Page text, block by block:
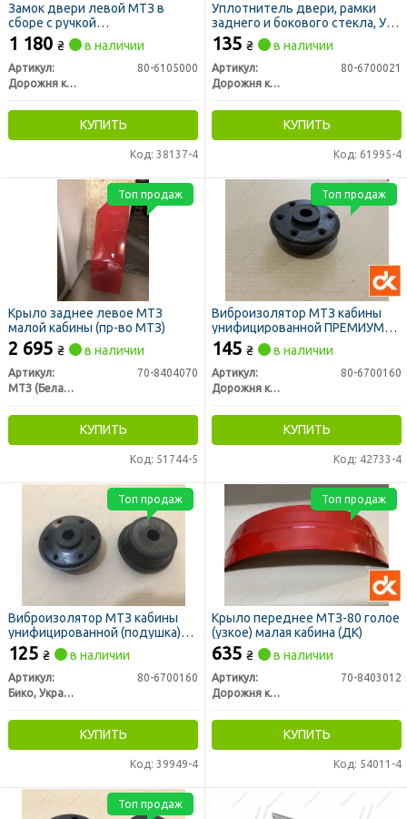
Замок двери левой МТЗ в
сборе с ручкой
унифицированной кабины
(комплект) (ДК)
1 180 ₴ в наличии
Артикул:
80-6105000
Дорожня карта
КУПИТЬ
Код: 38137-4
Уплотнитель двери, рамки
заднего и бокового стекла, УК
МТЗ ПРЕМИУМ 1 м/п (ДК)
135 ₴ в наличии
Артикул:
80-6700021
Дорожня карта
КУПИТЬ
Код: 61995-4
Крыло заднее левое МТЗ
малой кабины (пр-во МТЗ)
2 695 ₴ в наличии
Артикул:
70-8404070
МТЗ (Беларусь)
КУПИТЬ
Код: 51744-5
Топ продаж
Виброизолятор МТЗ кабины
унифицированной ПРЕМИУМ
(подушка) (ДК)
145 ₴ в наличии
Артикул:
80-6700160
Дорожня карта
КУПИТЬ
Код: 42733-4
Топ продаж
Виброизолятор МТЗ кабины
унифицированной (подушка)
(пр-во Украина)
125 ₴ в наличии
Артикул:
80-6700160
Бико, Украина
КУПИТЬ
Код: 39949-4
Топ продаж
Крыло переднее МТЗ-80 голое
(узкое) малая кабина (ДК)
635 ₴ в наличии
Артикул:
70-8403012
Дорожня карта
КУПИТЬ
Код: 54011-4
Топ продаж
Топ продаж